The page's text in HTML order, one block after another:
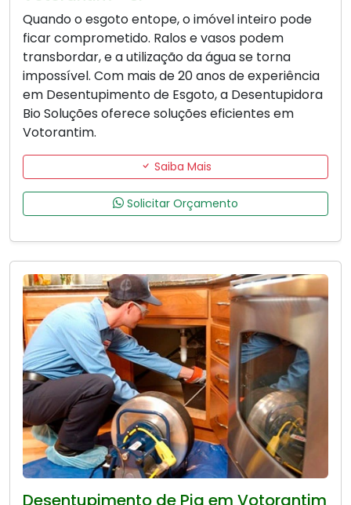
Quando o esgoto entope, o imóvel inteiro pode
ficar comprometido. Ralos e vasos podem
transbordar, e a utilização da água se torna
impossível. Com mais de 20 anos de experiência
em Desentupimento de Esgoto, a Desentupidora
Bio Soluções oferece soluções eficientes em
Votorantim.
Saiba Mais
Solicitar Orçamento
Desentupimento de Pia em Votorantim